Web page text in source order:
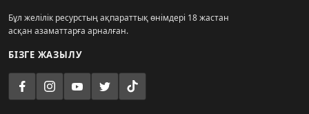
Бұл желілік ресурстың ақпараттық өнімдері 18 жастан
асқан азаматтарға арналған.
БІЗГЕ ЖАЗЫЛУ